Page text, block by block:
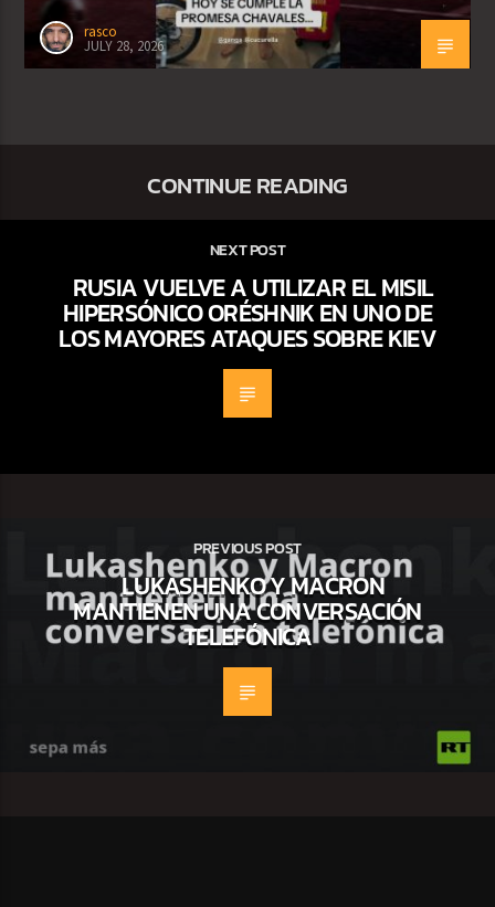
rasco
JULY 28, 2026
CONTINUE READING
NEXT POST
RUSIA VUELVE A UTILIZAR EL MISIL
HIPERSÓNICO ORÉSHNIK EN UNO DE
LOS MAYORES ATAQUES SOBRE KIEV
PREVIOUS POST
LUKASHENKO Y MACRON
MANTIENEN UNA CONVERSACIÓN
TELEFÓNICA